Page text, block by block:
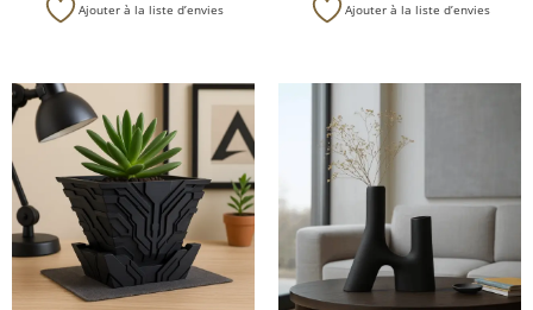
Ajouter à la liste d’envies Ajouter à la liste d’envies